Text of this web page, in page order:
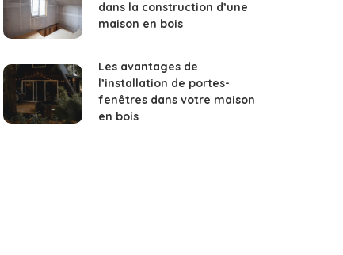
dans la construction d’une
maison en bois
Les avantages de
l’installation de portes-
fenêtres dans votre maison
en bois